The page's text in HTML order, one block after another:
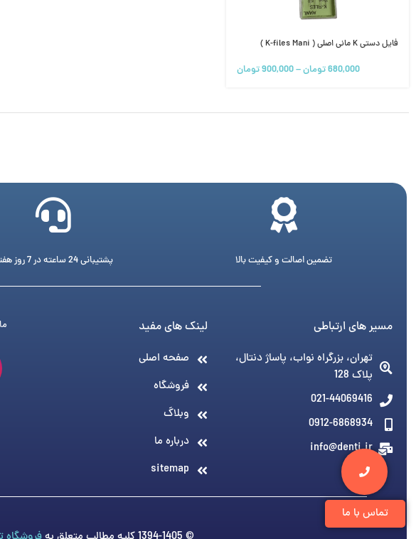
فایل دستی K مانی اصلی ( K-files Mani )
680,000تومان–
900,000تومان
تماس با ما
تضمین اصالت و کیفیت بالا پشتیبانی 24 ساعته در 7 روز هفته
مسیر های ارتباطی
تهران، بزرگراه نواب، پاساژ دنتال،
پلاک 128
021-44069416
0912-6868934
info@denti.ir
لینک های مفید
صفحه اصلی
فروشگاه
وبلاگ
درباره ما
sitemap